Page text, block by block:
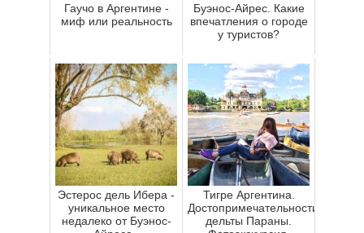
Гаучо в Аргентине -
миф или реальность
Буэнос-Айрес. Какие
впечатления о городе
у туристов?
Эстерос дель Ибера -
уникальное место
недалеко от Буэнос-
Тигре Аргентина.
Достопримечательности
дельты Параны.